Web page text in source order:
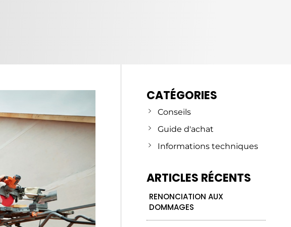
CATÉGORIES
Conseils
Guide d'achat
Informations techniques
ARTICLES RÉCENTS
RENONCIATION AUX
DOMMAGES